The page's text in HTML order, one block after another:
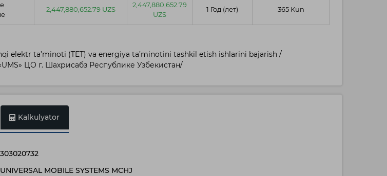
2,447,880,652.79 UZS
2,447,880,652.79
UZS
1 Год (лет) 365 Kun
elektr ta’minoti (TET) va energiya ta’minotini tashkil etish ishlarini bajarish /
ЦО г. Шахрисабз Республике Узбекистан/
Kalkulyator
303020732
UNIVERSAL MOBILE SYSTEMS MCHJ